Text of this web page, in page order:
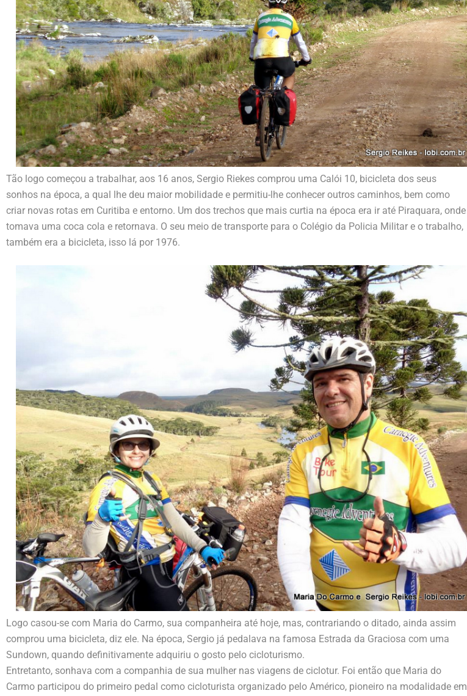
Tão logo começou a trabalhar, aos 16 anos, Sergio Riekes comprou uma Calói 10, bicicleta dos seus
sonhos na época, a qual lhe deu maior mobilidade e permitiu-lhe conhecer outros caminhos, bem como
criar novas rotas em Curitiba e entorno. Um dos trechos que mais curtia na época era ir até Piraquara, onde
tomava uma coca cola e retornava. O seu meio de transporte para o Colégio da Policia Militar e o trabalho,
também era a bicicleta, isso lá por 1976.
Logo casou-se com Maria do Carmo, sua companheira até hoje, mas, contrariando o ditado, ainda assim
comprou uma bicicleta, diz ele. Na época, Sergio já pedalava na famosa Estrada da Graciosa com uma
Sundown, quando definitivamente adquiriu o gosto pelo cicloturismo.
Entretanto, sonhava com a companhia de sua mulher nas viagens de ciclotur. Foi então que Maria do
Carmo participou do primeiro pedal como cicloturista organizado pelo Américo, pioneiro na modalidade em